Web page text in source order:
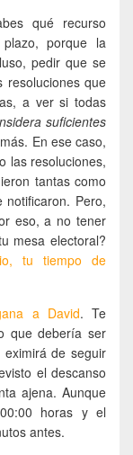
qué recurso
porque la
pedir que se
resoluciones que
a ver si todas
suficientes
En ese caso,
las resoluciones,
tantas como
Pero,
eso, a no tener
mesa electoral?
tu tiempo de
a David. Te
que debería ser
de seguir
el descanso
ajena. Aunque
horas y el
antes.